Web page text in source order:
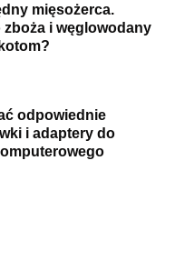
mięsożerca.
zboża i węglowodany
odpowiednie
i adaptery do